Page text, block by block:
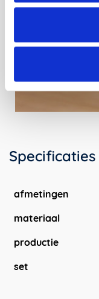
Specificaties
afmetingen
materiaal
productie
set